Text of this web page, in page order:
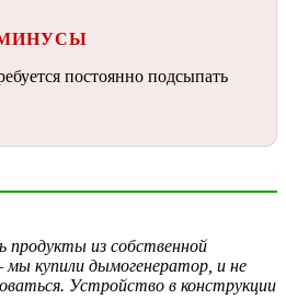
постоянно подсыпать
продукты из собственной
купили дымогенератор, и не
Устройство в конструкции